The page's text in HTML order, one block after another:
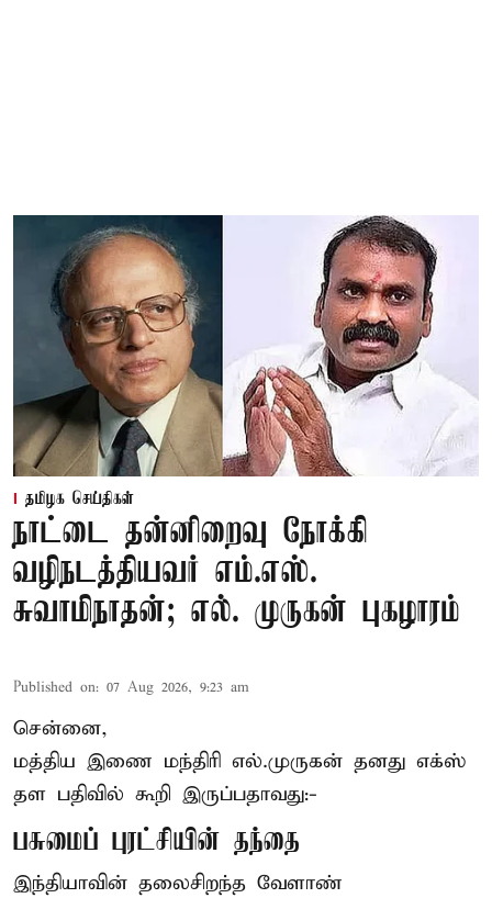
தமிழக செய்திகள்
நாட்டை தன்னிறைவு நோக்கி
வழிநடத்தியவர் எம்.எஸ்.
சுவாமிநாதன்; எல். முருகன் புகழாரம்
Published on: 07 Aug 2026, 9:23 am
சென்னை,
மத்திய இணை மந்திரி எல்.முருகன் தனது எக்ஸ்
தள பதிவில் கூறி இருப்பதாவது:-
பசுமைப் புரட்சியின் தந்தை
இந்தியாவின் தலைசிறந்த வேளாண்